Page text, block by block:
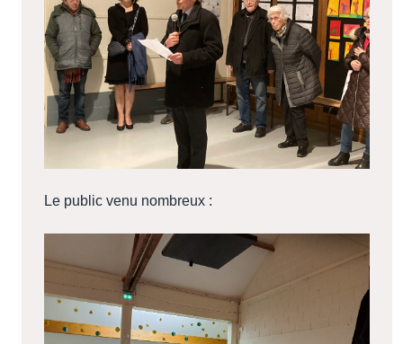
Le public venu nombreux :